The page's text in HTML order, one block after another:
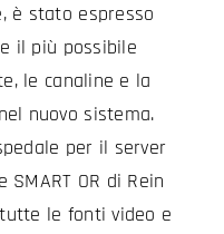
è stato espresso
il più possibile
le canaline e la
nuovo sistema.
per il server
OR di Rein
tutte le fonti video e